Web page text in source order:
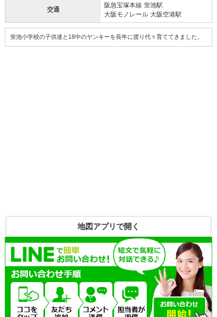
交通
阪急宝塚本線 蛍池駅
大阪モノレール 大阪空港駅
蛍池小学校の子供達と18中のヤンキーを長年に渡り代々育ててきました。
地図アプリで開く